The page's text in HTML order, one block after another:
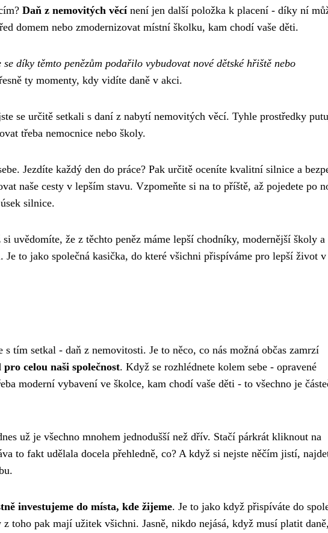
Daň z nemovitých věcínení jen další položka k placení - díky ní
domem nebo zmodernizovat místní školku, kam chodí vaše děti.
díky těmto penězům podařilo vybudovat nové dětské hřiště nebo
ty momenty, kdy vidíte daně v akci.
se určitě setkali s daní z nabytí nemovitých věcí. Tyhle prostředky
třeba nemocnice nebo školy.
Jezdíte každý den do práce? Pak určitě oceníte kvalitní silnice a
naše cesty v lepším stavu. Vzpomeňte si na to příště, až pojedete po
silnice.
uvědomíte, že z těchto peněz máme lepší chodníky, modernější školy a
Je to jako společná kasička, do které všichni přispíváme pro lepší život v
tím setkal - daň z nemovitosti. Je to něco, co nás možná občas zamrzí
celou naši společnost. Když se rozhlédnete kolem sebe - opravené
moderní vybavení ve školce, kam chodí vaše děti - to všechno je
už je všechno mnohem jednodušší než dřív. Stačí párkrát kliknout na
to fakt udělala docela přehledně, co? A když si nejste něčím jistí,
investujeme do místa, kde žijeme. Je to jako když přispíváte do
toho pak mají užitek všichni. Jasně, nikdo nejásá, když musí platit